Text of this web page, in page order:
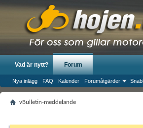
Vad är nytt? Forum
Nya inlägg FAQ Kalender Forumåtgärder
vBulletin-meddelande